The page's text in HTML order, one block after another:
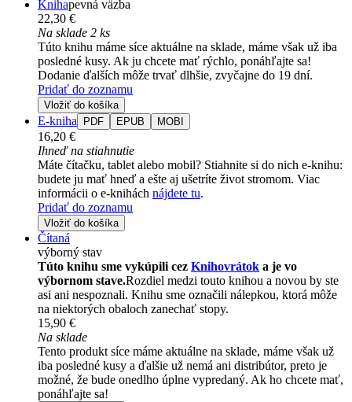
Knihapevná väzba
22,30 €
Na sklade 2 ks
Túto knihu máme síce aktuálne na sklade, máme však už iba
posledné kusy. Ak ju chcete mať rýchlo, ponáhľajte sa!
Dodanie ďalších môže trvať dlhšie, zvyčajne do 19 dní.
Pridať do zoznamu
Vložiť do košíka
E-kniha PDF EPUB MOBI
16,20 €
Ihneď na stiahnutie
Máte čítačku, tablet alebo mobil? Stiahnite si do nich e-knihu:
budete ju mať hneď a ešte aj ušetríte život stromom. Viac
informácii o e-knihách nájdete tu.
Pridať do zoznamu
Vložiť do košíka
Čítaná
výborný stav
Túto knihu sme vykúpili cez Knihovrátok a je vo
výbornom stave.Rozdiel medzi touto knihou a novou by ste
asi ani nespoznali. Knihu sme označili nálepkou, ktorá môže
na niektorých obaloch zanechať stopy.
15,90 €
Na sklade
Tento produkt síce máme aktuálne na sklade, máme však už
iba posledné kusy a ďalšie už nemá ani distribútor, preto je
možné, že bude onedlho úplne vypredaný. Ak ho chcete mať,
ponáhľajte sa!